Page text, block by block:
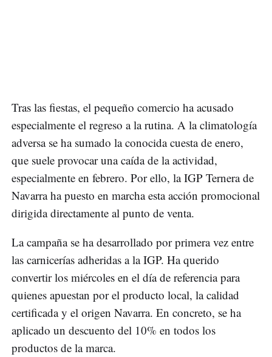
Tras las fiestas, el pequeño comercio ha acusado
especialmente el regreso a la rutina. A la climatología
adversa se ha sumado la conocida cuesta de enero,
que suele provocar una caída de la actividad,
especialmente en febrero. Por ello, la IGP Ternera de
Navarra ha puesto en marcha esta acción promocional
dirigida directamente al punto de venta.
La campaña se ha desarrollado por primera vez entre
las carnicerías adheridas a la IGP. Ha querido
convertir los miércoles en el día de referencia para
quienes apuestan por el producto local, la calidad
certificada y el origen Navarra. En concreto, se ha
aplicado un descuento del 10% en todos los
productos de la marca.